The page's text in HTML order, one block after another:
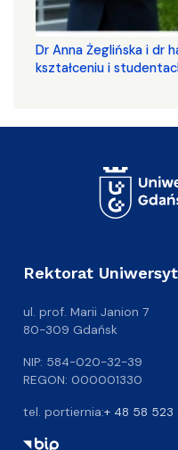
​​​​​​​Dr Anna Żeglińska i dr
kształceniu i
Rektorat
ul. prof. Marii Janion 7
80-309 Gdańsk
NIP: 584-020-32-39
REGON: 000001330
tel. portiernia:+ 48 58